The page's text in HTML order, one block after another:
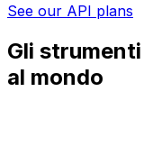
See our API plans
Gli
al mondo